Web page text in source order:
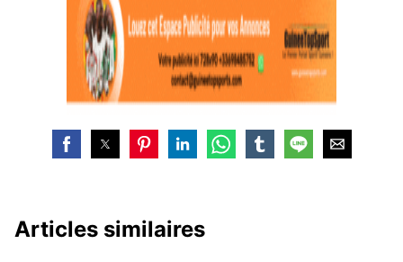
Articles similaires